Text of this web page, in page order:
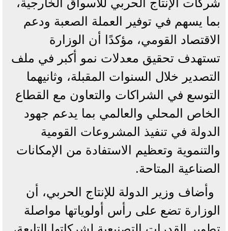
بما يسهم في توفير العملة الصعبة ودعم
الاقتصاد القومي، مؤكدًا أن الوزارة
تستهدف تحقيق معدلات نمو أكبر في ملف
التصدير خلال السنوات المقبلة، وثانيهما
التوسع في الشراكات والتعاون مع القطاع
الخاص المحلي والعالمي بما يدعم جهود
الدولة في تنفيذ المشروعات القومية
والتنموية وتعظيم الاستفادة من الإمكانات
الصناعية المتاحة.
وأضاف وزير الدولة للإنتاج الحربي، أن
الوزارة تضع على رأس أولوياتها مواصلة